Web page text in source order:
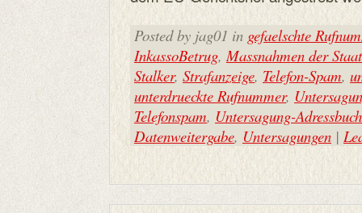
Posted by jag01 in gefaelschte
InkassoBetrug,Massnahmen der
Stalker, Strafanzeige, Telefon-Spam,
unterdrueckte Rufnummer,
Telefonspam, Untersagung-
Datenweitergabe, Untersagungen |